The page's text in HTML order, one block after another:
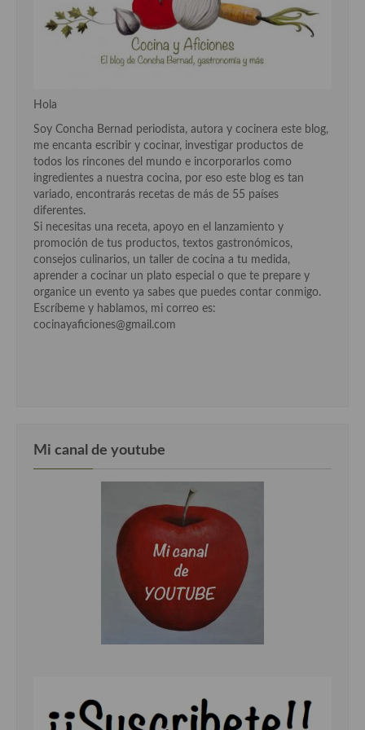
Cocina Danesa
Cocina de la Republica Checa
Cocina Eslovena
Cocina Francesa
Cocina Griega
Cocina Holandesa
Cocina Hungara
Cocina Irlanda
Cocina portuguesa
Hola
Soy Concha Bernad periodista, autora y cocinera este blog,
me encanta escribir y cocinar, investigar productos de
todos los rincones del mundo e incorporarlos como
ingredientes a nuestra cocina, por eso este blog es tan
variado, encontrarás recetas de más de 55 países
diferentes.
Si necesitas una receta, apoyo en el lanzamiento y
promoción de tus productos, textos gastronómicos,
consejos culinarios, un taller de cocina a tu medida,
aprender a cocinar un plato especial o que te prepare y
organice un evento ya sabes que puedes contar conmigo.
Escríbeme y hablamos, mi correo es:
cocinayaficiones@gmail.com
Mi canal de youtube